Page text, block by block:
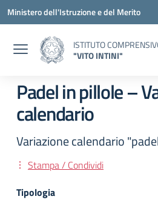
Vai ai contenuti
Vai al menu di navigazione
Vai al footer
Ministero dell'Istruzione e del Merito
ISTITUTO
"VITO INTINI"
Padel in pillole –
calendario
Variazione calendario
Stampa / Condividi
Tipologia